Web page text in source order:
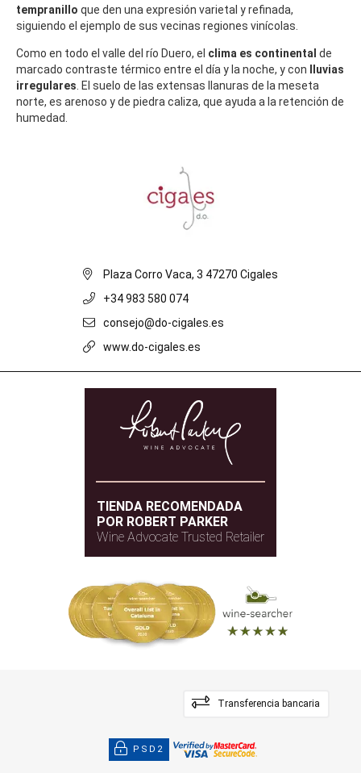
tempranillo que den una expresión varietal y refinada,
siguiendo el ejemplo de sus vecinas regiones vinícolas.
Como en todo el valle del río Duero, el clima es continental de
marcado contraste térmico entre el día y la noche, y con
lluvias
irregulares . El suelo de las extensas llanuras de la meseta
norte, es arenoso y de piedra caliza, que ayuda a la retención de
humedad.
Plaza Corro Vaca, 3 47270 Cigales
+34 983 580 074
consejo@do-cigales.es
www.do-cigales.es
TIENDA RECOMENDADA
POR ROBERT PARKER
Wine Advocate Trusted Retailer
Transferencia bancaria
PSD2